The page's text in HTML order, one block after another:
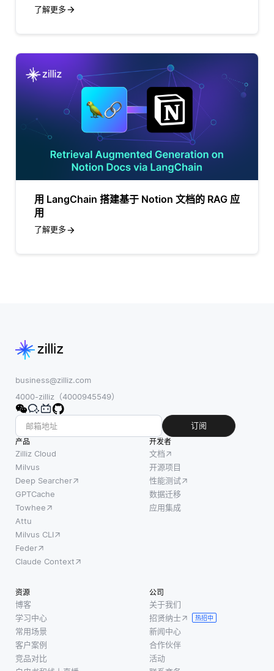
了解更多
用 LangChain 搭建基于 Notion 文档的 RAG 应
用
了解更多
business@zilliz.com
4000-zilliz（4000945549）
订阅
产品
Zilliz Cloud
Milvus
Deep Searcher
GPTCache
Towhee
Attu
Milvus CLI
Feder
Claude Context
开发者
文档
开源项目
性能测试
数据迁移
应用集成
资源
博客
学习中心
常用场景
客户案例
竞品对比
公司
关于我们
招贤纳士
热招中
新闻中心
合作伙伴
活动